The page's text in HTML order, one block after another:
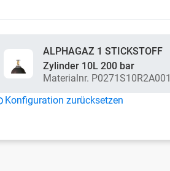
ALPHAGAZ 1 STICKSTOFF
Zylinder 10L 200 bar
Materialnr. P0271S10R2A001
Konfiguration zurücksetzen